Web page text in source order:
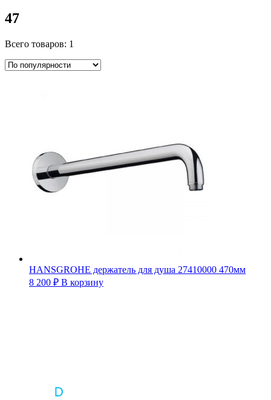
47
Всего товаров: 1
HANSGROHE держатель для душа 27410000 470мм
8 200 ₽ В корзину